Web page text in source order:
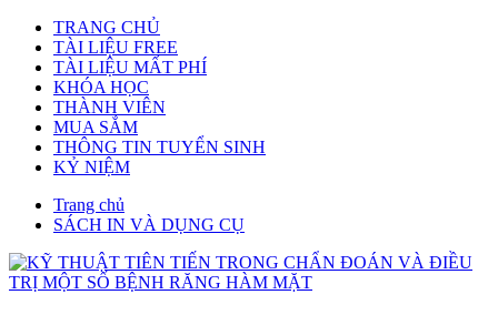
TRANG CHỦ
TÀI LIỆU FREE
TÀI LIỆU MẤT PHÍ
KHÓA HỌC
THÀNH VIÊN
MUA SẮM
THÔNG TIN TUYỂN SINH
KỶ NIỆM
Trang chủ
SÁCH IN VÀ DỤNG CỤ